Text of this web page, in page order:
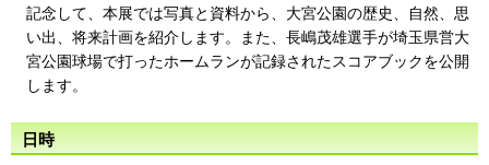
記念して、本展では写真と資料から、大宮公園の歴史、自然、思
い出、将来計画を紹介します。また、長嶋茂雄選手が埼玉県営大
宮公園球場で打ったホームランが記録されたスコアブックを公開
します。
日時